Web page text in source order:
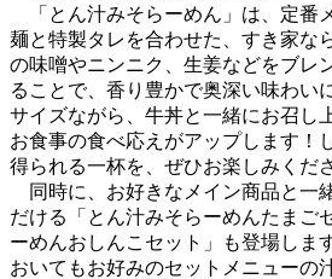
「とん汁みそらーめん」は、定番
麺と特製タレを合わせた、すき家な
の味噌やニンニク、生姜などをブレ
ることで、香り豊かで奥深い味わい
サイズながら、牛丼と一緒にお召し
お食事の食べ応えがアップします！
得られる一杯を、ぜひお楽しみくだ
同時に、お好きなメイン商品と一
だける「とん汁みそらーめんたまご
ーめんおしんこセット」も登場しま
おいてもお好みのセットメニューの